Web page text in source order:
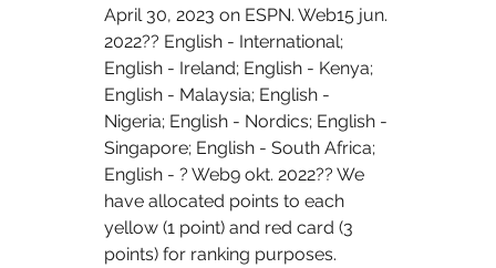
April 30, 2023 on ESPN. Web15 jun.
2022?? English - International;
English - Ireland; English - Kenya;
English - Malaysia; English -
Nigeria; English - Nordics; English -
Singapore; English - South Africa;
English - ? Web9 okt. 2022?? We
have allocated points to each
yellow (1 point) and red card (3
points) for ranking purposes.